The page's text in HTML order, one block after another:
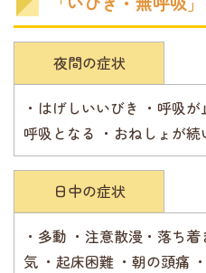
夜間の症状
・はげしいいびき ・呼吸
呼吸となる ・おねしょが続
日中の症状
・多動 ・注意散漫・落ち
気 ・起床困難 ・朝の頭痛